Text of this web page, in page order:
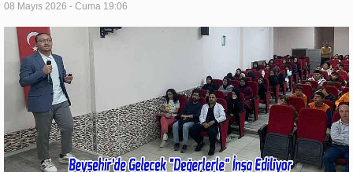
08 Mayıs 2026 - Cuma 19:06